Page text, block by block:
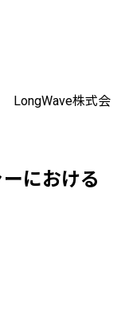
LongWave株式会
における